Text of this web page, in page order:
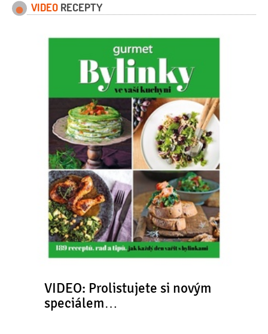
VIDEO RECEPTY
VIDEO: Prolistujete si novým
speciálem…